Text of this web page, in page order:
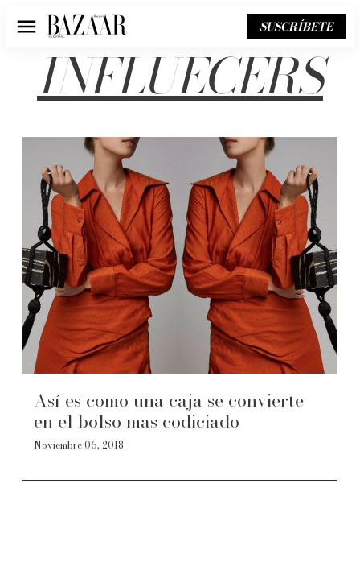
Menú SUSCRÍBETE
INFLUECERS
Así es como una caja se convierte
en el bolso mas codiciado
Noviembre 06, 2018